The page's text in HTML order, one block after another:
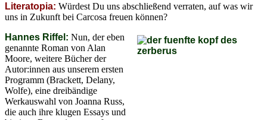
Literatopia: Würdest Du uns abschließend verraten, auf was wir
uns in Zukunft bei Carcosa freuen können?
Hannes Riffel: Nun, der eben
genannte Roman von Alan
Moore, weitere Bücher der
Autor:innen aus unserem ersten
Programm (Brackett, Delany,
Wolfe), eine dreibändige
Werkauswahl von Joanna Russ,
die auch ihre klugen Essays und